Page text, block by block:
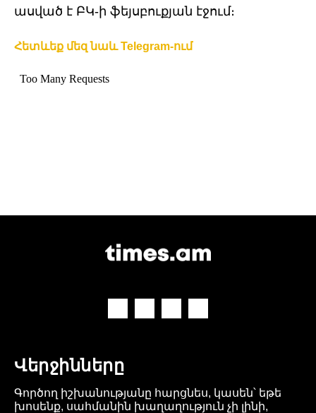
ասված է ԲԿ-ի ֆեյսբուքյան էջում։
Հետևեք մեզ նաև Telegram-ում
Վերջինները
Գործող իշխանությանը հարցնես, կասեն՝ եթե
խոսենք, սահմանին խաղաղություն չի լինի,